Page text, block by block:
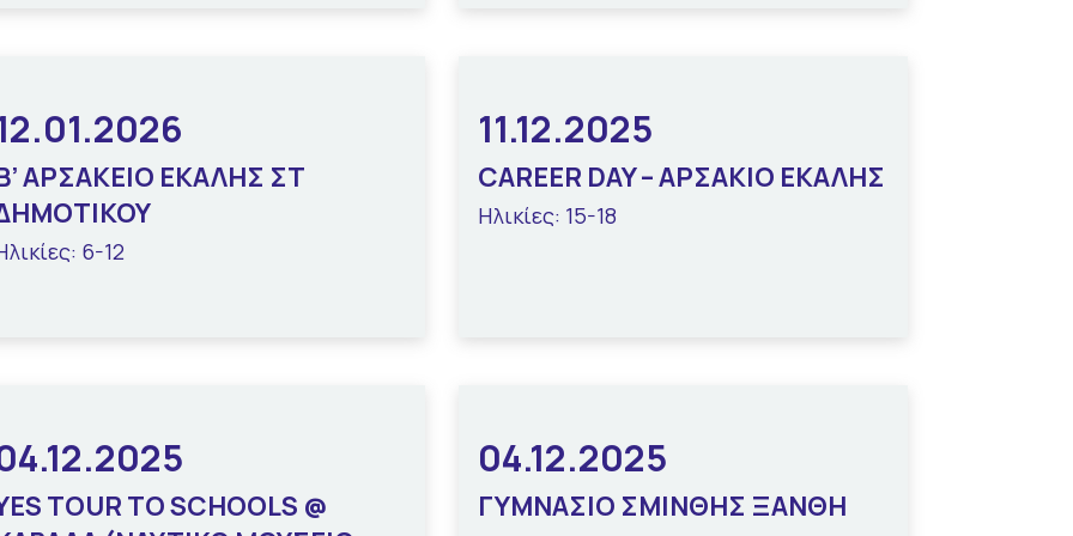
ΑΡΣΑΚΕΙΟ ΕΚΑΛΗΣ ΣΤ
6-12
11.12.2025
CAREER DAY – ΑΡΣΑΚΙΟ ΕΚΑΛΗΣ
Ηλικίες: 15-18
TOUR TO SCHOOLS @
04.12.2025
ΓΥΜΝΑΣΙΟ ΣΜΙΝΘΗΣ ΞΑΝΘΗ